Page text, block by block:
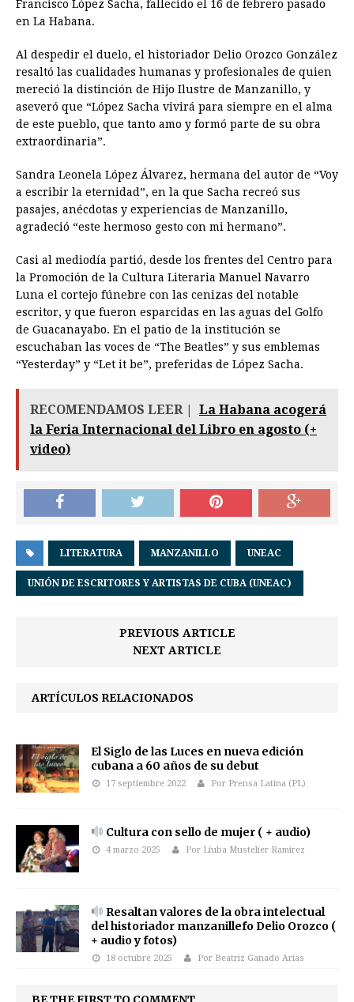
Francisco López Sacha, fallecido el 16 de febrero pasado
en La Habana.
Al despedir el duelo, el historiador Delio Orozco González
resaltó las cualidades humanas y profesionales de quien
mereció la distinción de Hijo Ilustre de Manzanillo, y
aseveró que “López Sacha vivirá para siempre en el alma
de este pueblo, que tanto amo y formó parte de su obra
extraordinaria”.
Sandra Leonela López Álvarez, hermana del autor de “Voy
a escribir la eternidad”, en la que Sacha recreó sus
pasajes, anécdotas y experiencias de Manzanillo,
agradeció “este hermoso gesto con mi hermano”.
Casi al mediodía partió, desde los frentes del Centro para
la Promoción de la Cultura Literaria Manuel Navarro
Luna el cortejo fúnebre con las cenizas del notable
escritor, y que fueron esparcidas en las aguas del Golfo
de Guacanayabo. En el patio de la institución se
escuchaban las voces de “The Beatles” y sus emblemas
“Yesterday” y “Let it be”, preferidas de López Sacha.
RECOMENDAMOS LEER |
La Habana acogerá
la Feria Internacional del Libro en agosto (+
video)
LITERATURA MANZANILLO UNEAC
UNIÓN DE ESCRITORES Y ARTISTAS DE CUBA (UNEAC)
PREVIOUS ARTICLE
NEXT ARTICLE
ARTÍCULOS RELACIONADOS
El Siglo de las Luces en nueva edición
cubana a 60 años de su debut
17 septiembre 2022 Por Prensa Latina (PL)
Cultura con sello de mujer ( + audio)
4 marzo 2025 Por Liuba Mustelier Ramirez
Resaltan valores de la obra intelectual
del historiador manzanillefo Delio Orozco (
+ audio y fotos)
18 octubre 2025 Por Beatriz Ganado Arias